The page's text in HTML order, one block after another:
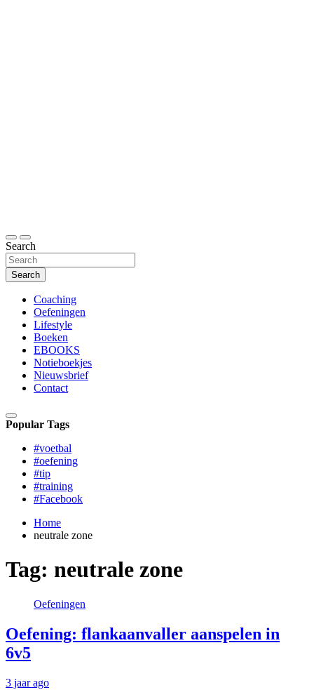
Football Inspiration
Search
Search
Coaching
Oefeningen
Lifestyle
Boeken
EBOOKS
Notieboekjes
Nieuwsbrief
Contact
Popular Tags
#voetbal
#oefening
#tip
#training
#Facebook
Home
neutrale zone
Tag: neutrale zone
Oefeningen
Oefening: flankaanvaller aanspelen in
6v5
3 jaar ago